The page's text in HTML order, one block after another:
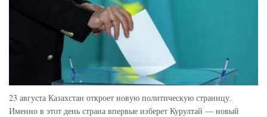
23 августа Казахстан откроет новую политическую страницу.
Именно в этот день страна впервые изберет Курултай — новый